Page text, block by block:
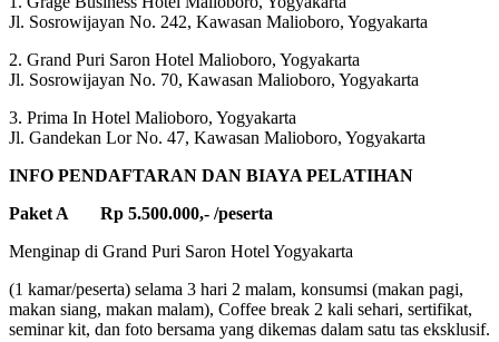
Jl. Sosrowijayan No. 242, Kawasan Malioboro, Yogyakarta
2. Grand Puri Saron Hotel Malioboro, Yogyakarta
Jl. Sosrowijayan No. 70, Kawasan Malioboro, Yogyakarta
3. Prima In Hotel Malioboro, Yogyakarta
Jl. Gandekan Lor No. 47, Kawasan Malioboro, Yogyakarta
INFO PENDAFTARAN DAN BIAYA PELATIHAN
Paket A Rp 5.500.000,- /peserta
Menginap di Grand Puri Saron Hotel Yogyakarta
(1 kamar/peserta) selama 3 hari 2 malam, konsumsi (makan pagi,
makan siang, makan malam), Coffee break 2 kali sehari, sertifikat,
seminar kit, dan foto bersama yang dikemas dalam satu tas eksklusif.